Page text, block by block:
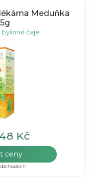
Meduňka
čaje
48 Kč
ceny